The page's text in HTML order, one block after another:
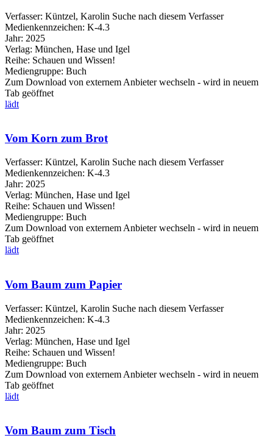
Verfasser: Küntzel, Karolin Suche nach diesem Verfasser
Medienkennzeichen: K-4.3
Jahr: 2025
Verlag: München, Hase und Igel
Reihe: Schauen und Wissen!
Mediengruppe: Buch
Zum Download von externem Anbieter wechseln - wird in neuem
Tab geöffnet
lädt
Vom Korn zum Brot
Verfasser: Küntzel, Karolin Suche nach diesem Verfasser
Medienkennzeichen: K-4.3
Jahr: 2025
Verlag: München, Hase und Igel
Reihe: Schauen und Wissen!
Mediengruppe: Buch
Zum Download von externem Anbieter wechseln - wird in neuem
Tab geöffnet
lädt
Vom Baum zum Papier
Verfasser: Küntzel, Karolin Suche nach diesem Verfasser
Medienkennzeichen: K-4.3
Jahr: 2025
Verlag: München, Hase und Igel
Reihe: Schauen und Wissen!
Mediengruppe: Buch
Zum Download von externem Anbieter wechseln - wird in neuem
Tab geöffnet
lädt
Vom Baum zum Tisch